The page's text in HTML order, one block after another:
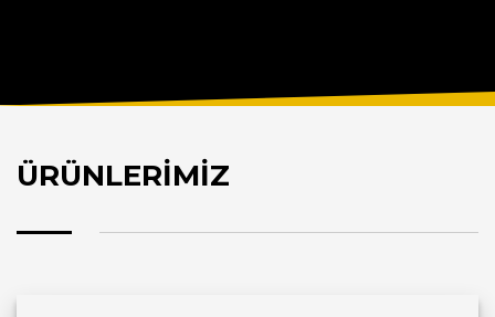
ÜRÜNLERİMİZ